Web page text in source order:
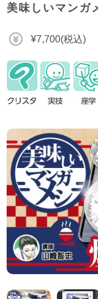
美味しいマンガ
¥7,700(税込)